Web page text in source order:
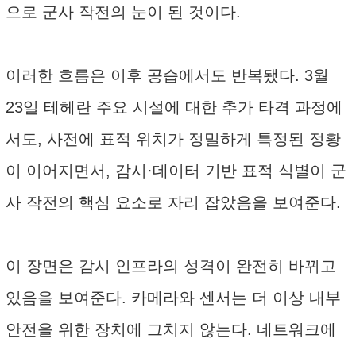
으로 군사 작전의 눈이 된 것이다.
이러한 흐름은 이후 공습에서도 반복됐다. 3월
23일 테헤란 주요 시설에 대한 추가 타격 과정에
서도, 사전에 표적 위치가 정밀하게 특정된 정황
이 이어지면서, 감시·데이터 기반 표적 식별이 군
사 작전의 핵심 요소로 자리 잡았음을 보여준다.
이 장면은 감시 인프라의 성격이 완전히 바뀌고
있음을 보여준다. 카메라와 센서는 더 이상 내부
안전을 위한 장치에 그치지 않는다. 네트워크에